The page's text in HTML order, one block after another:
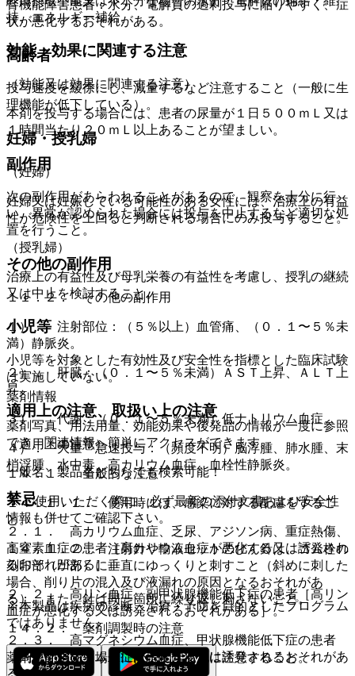
腎機能障害患者：水分、電解質の過剰投与に陥りやすく、症
状が悪化するおそれがある。
高齢者
投与速度を緩徐にし、減量するなど注意すること（一般に生
理機能が低下している）。
妊婦・授乳婦
（妊婦）
妊婦又は妊娠している可能性のある女性には、治療上の有益
性が危険性を上回ると判断される場合にのみ投与すること。
（授乳婦）
治療上の有益性及び母乳栄養の有益性を考慮し、授乳の継続
又は中止を検討すること。
小児等
小児等を対象とした有効性及び安全性を指標とした臨床試験
は実施していない。
適用上の注意、取扱い上の注意
（適用上の注意）
１４．１． 全般的な注意
１４．１．１． 使用時には、感染に対する配慮をするこ
と。
１４．１．２． 注射針や輸液セットのびん針は、ゴム栓の
刻印部（凹部）に垂直にゆっくりと刺すこと（斜めに刺した
場合、削り片の混入及び液漏れの原因となるおそれがあ
る）、また、針は同一箇所に繰り返し刺さないこと。
１４．２． 薬剤調製時の注意
薬剤を配合する場合には、配合変化に注意すること。
持、エネルギー補給。
効能・効果に関連する注意
（効能又は効果に関連する注意）
本剤を投与する場合には、患者の尿量が１日５００ｍＬ又は
１時間当たり２０ｍＬ以上あることが望ましい。
副作用
次の副作用があらわれることがあるので、観察を十分に行
い、異常が認められた場合には投与を中止するなど適切な処
置を行うこと。
その他の副作用
１１．２． その他の副作用
１）． 注射部位：（５％以上）血管痛、（０．１〜５％未
満）静脈炎。
２）． 肝臓：（０．１〜５％未満）ＡＳＴ上昇、ＡＬＴ上
昇。
３）． 代謝：（０．１〜５％未満）低ナトリウム血症。
４）． 大量・急速投与：（頻度不明）脳浮腫、肺水腫、末
梢浮腫、水中毒、高カリウム血症、血栓性静脈炎。
禁忌
２．１． 高カリウム血症、乏尿、アジソン病、重症熱傷、
高窒素血症の患者［高カリウム血症が悪化する又は誘発され
るおそれがある］。
２．２． 高リン血症、副甲状腺機能低下症の患者［高リン
血症が悪化する又は誘発されるおそれがある］。
２．３． 高マグネシウム血症、甲状腺機能低下症の患者
［高マグネシウム血症が悪化する又は誘発されるおそれがあ
薬剤情報
薬剤写真、用法用量、効能効果や後発品の情報が一度に参照
でき、関連情報へ簡単にアクセスができます。
一般名、製品名どちらでも検索可能！
※ ご使用いただく際に、必ず最新の添付文書および安全性
情報も併せてご確認下さい。
※本製品は疾病の診断・治療・予防を目的としたプログラム
ではありません。